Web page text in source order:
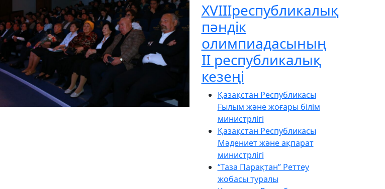
XVIIIреспубликалық
пәндік
олимпиадасының
ІІ республикалық
кезеңі
Қазақстан Республикасы
Ғылым және жоғары білім
министрлігі
Қазақстан Республикасы
Мәдениет және ақпарат
министрлігі
“Таза Парақтан” Реттеу
жобасы туралы